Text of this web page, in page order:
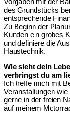
Vorgaben mit der
des Grundstücks
entsprechende
Zu Beginn der
Kunden ein grobes
und definiere die
Haustechnik.
Wie sieht dein
verbringst du am
Ich treffe mich mit
Veranstaltungen
gerne in der freien
auf meinem